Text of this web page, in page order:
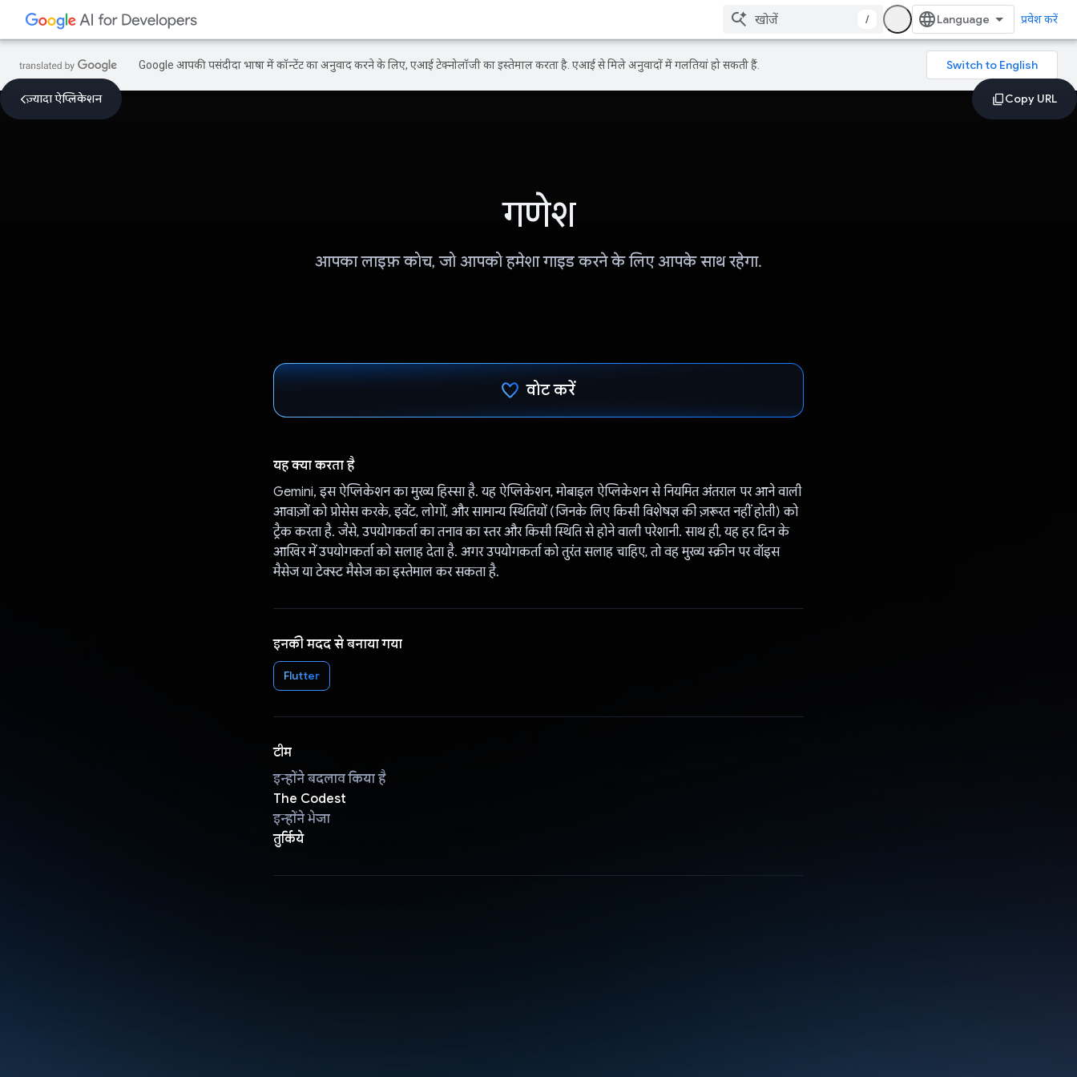
/ प्रवेश करें
Google आपकी पसंदीदा भाषा में कॉन्टेंट का अनुवाद करने के लिए, एआई टेक्नोलॉजी का इस्तेमाल करता है. एआई से मिले अनुवादों में गलतियां हो सकती हैं.
ज़्यादा ऐप्लिकेशन
गणेश
आपका लाइफ़ कोच, जो आपको हमेशा गाइड करने के लिए आपके साथ रहेगा.
वोट करें
यह क्या करता है
Gemini, इस ऐप्लिकेशन का मुख्य हिस्सा है. यह ऐप्लिकेशन, मोबाइल ऐप्लिकेशन से नियमित अंतराल पर आने वाली
आवाज़ों को प्रोसेस करके, इवेंट, लोगों, और सामान्य स्थितियों (जिनके लिए किसी विशेषज्ञ की ज़रूरत नहीं होती) को
ट्रैक करता है. जैसे, उपयोगकर्ता का तनाव का स्तर और किसी स्थिति से होने वाली परेशानी. साथ ही, यह हर दिन के
आखिर में उपयोगकर्ता को सलाह देता है. अगर उपयोगकर्ता को तुरंत सलाह चाहिए, तो वह मुख्य स्क्रीन पर वॉइस
मैसेज या टेक्स्ट मैसेज का इस्तेमाल कर सकता है.
इनकी मदद से बनाया गया
Flutter
टीम
इन्होंने बदलाव किया है
The Codest
इन्होंने भेजा
तुर्किये